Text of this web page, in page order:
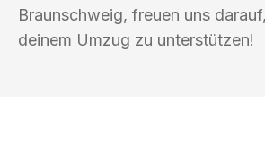
Braunschweig, freuen uns
deinem Umzug zu unterstützen!